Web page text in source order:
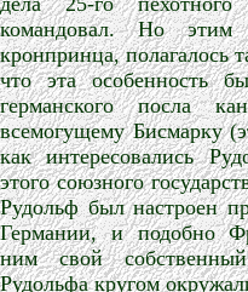
командовал. Но
кронпринца, полагалось
что эта особенность
германского посла
всемогущему Бисмарку
как интересовались
этого союзного
Рудольф был настроен
Германии, и подобно
ним свой
Рудольфа кругом